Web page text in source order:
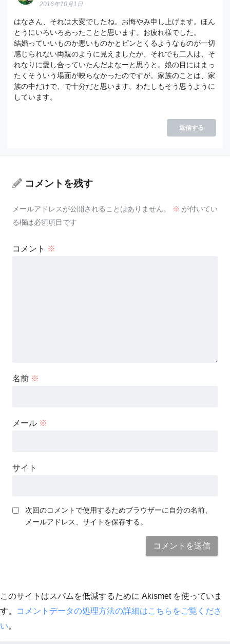
2016年10月1日
はなさん、それは大変でしたね。お悔やみ申し上げます。ほん
とうにいろいろあったことと思います。お疲れ様でした。
結婚っていいものか悪いものかとピンとくるようなものが一切
感じられない両親のように見えましたが、それでも二人は、そ
れなりに愛し合っていたんだよなーと思うと。娘の目にはまっ
たくそういう場面が映らなかったのですが。家族のことは、家
族の中だけで、で十分だと思います。わたしもそう思うように
しています。
返信する
コメントを残す
メールアドレスが公開されることはありません。 ※ が付いてい
る欄は必須項目です
コメント ※
名前 ※
メール ※
サイト
次回のコメントで使用するためブラウザーに自分の名前、
メールアドレス、サイトを保存する。
このサイトはスパムを低減するために Akismet を使っていま
す。
コメントデータの処理方法の詳細はこちらをご覧くださ
い。